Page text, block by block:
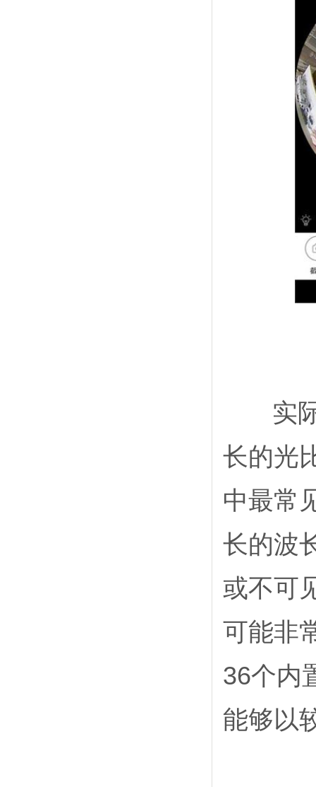
实际
长的光
中最常
长的波
或不可
可能非
36个内
能够以